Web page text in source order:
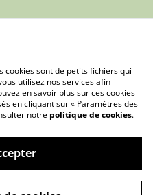
Cookies
cookies sont de petits fichiers qui
utilisez nos services afin
en savoir plus sur ces cookies
en cliquant sur « Paramètres des
notre politique de cookies.